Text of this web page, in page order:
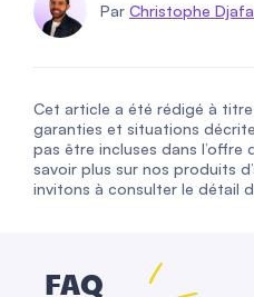
Par Christophe
Cet article a été rédigé à
garanties et situations
pas être incluses dans l’offre
savoir plus sur nos produits
invitons à consulter le détail
FAQ